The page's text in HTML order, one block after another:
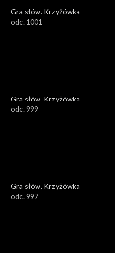
Gra słów. Krzyżówka
odc. 1001
Gra słów. Krzyżówka
odc. 999
Gra słów. Krzyżówka
odc. 997